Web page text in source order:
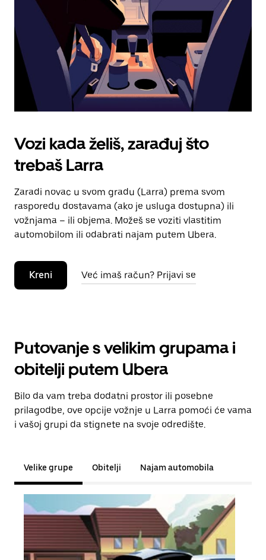
kalendara.
Vozi kada želiš, zarađuj što
trebaš Larra
Zaradi novac u svom gradu (Larra) prema svom
rasporedu dostavama (ako je usluga dostupna) ili
vožnjama – ili objema. Možeš se voziti vlastitim
automobilom ili odabrati najam putem Ubera.
Kreni Već imaš račun? Prijavi se
Putovanje s velikim grupama i
obitelji putem Ubera
Bilo da vam treba dodatni prostor ili posebne
prilagodbe, ove opcije vožnje u Larra pomoći će vama
i vašoj grupi da stignete na svoje odredište.
Velike grupe Obitelji Najam automobila